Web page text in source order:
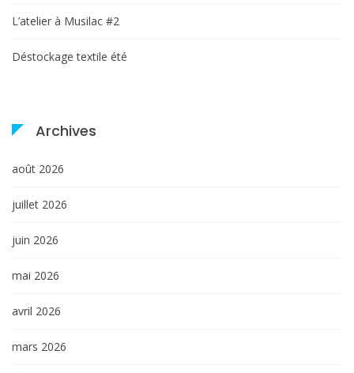
L’atelier à Musilac #2
Déstockage textile été
Archives
août 2026
juillet 2026
juin 2026
mai 2026
avril 2026
mars 2026